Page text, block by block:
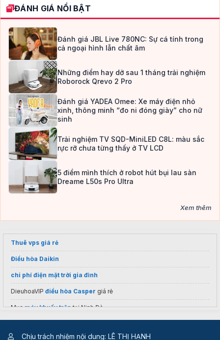
ĐÁNH GIÁ NỔI BẬT
Đánh giá JBL Live 780NC: Sự cá tính trong
cả ngoại hình lẫn chất âm
Những điểm hay dở sau 1 tháng trải nghiệm
Roborock Qrevo 2 Pro
Đánh giá YADEA Omee: Xe máy điện nhỏ
xinh, thông minh “đo ni đóng giày” cho nữ
sinh
Trải nghiệm TV SQD-MiniLED C8L: màu sắc
rực rỡ chưa từng thấy ở TV LCD
5 điểm mình thích ở robot hút bụi lau sàn
Dreame L50s Pro Ultra
Xem thêm
Thuê vps giá rẻ
Điều hòa Daikin
chi phí điện mặt trời gia đình
DieuhoaVIP điều hòa Casper giá rẻ
Muamáy khuấy trộntại Ninh Đà
Chịu trách nhiệm nội dung: LÊ THỊ HẠNH